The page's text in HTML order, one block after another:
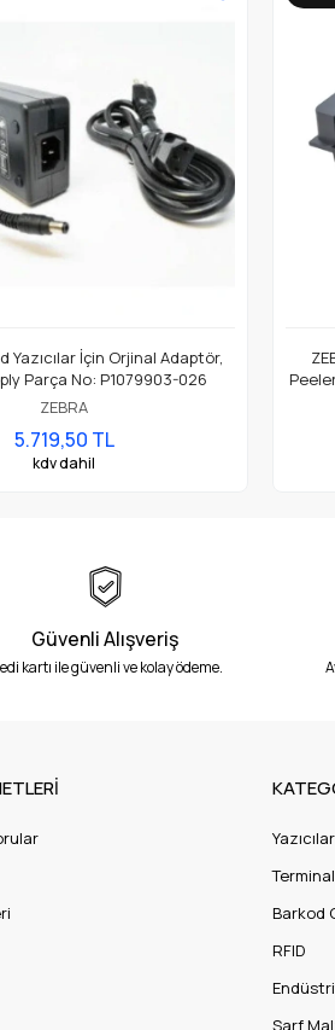
Yazıcılar İçin Orjinal Adaptör,
Parça No: P1079903-026
ZEBRA
5.719,50 TL
kdv dahil
Güvenli Alışveriş
kartı ile güvenli ve kolay ödeme.
Yazıcılar
Barkod
RFID
Sarf